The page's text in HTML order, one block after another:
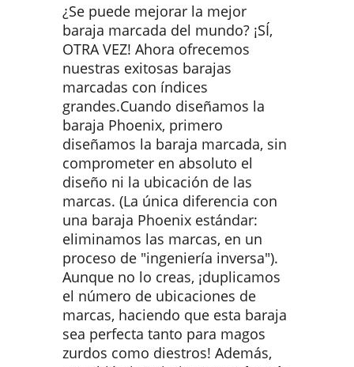
¿Se puede mejorar la mejor
baraja marcada del mundo? ¡SÍ,
OTRA VEZ! Ahora ofrecemos
nuestras exitosas barajas
marcadas con índices
grandes.Cuando diseñamos la
baraja Phoenix, primero
diseñamos la baraja marcada, sin
comprometer en absoluto el
diseño ni la ubicación de las
marcas. (La única diferencia con
una baraja Phoenix estándar:
eliminamos las marcas, en un
proceso de "ingeniería inversa").
Aunque no lo creas, ¡duplicamos
el número de ubicaciones de
marcas, haciendo que esta baraja
sea perfecta tanto para magos
zurdos como diestros! Además,